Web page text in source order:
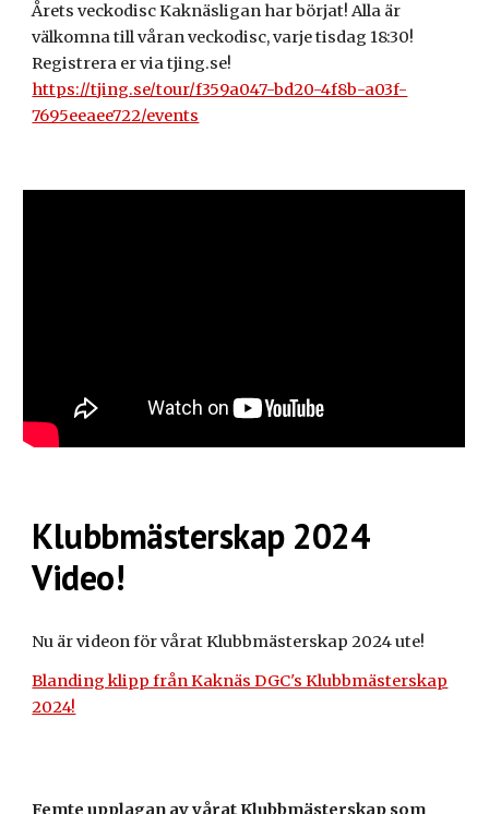
Årets veckodisc Kaknäsligan har börjat! Alla är
välkomna till våran veckodisc, varje tisdag 18:30!
Registrera er via tjing.se!
https://tjing.se/tour/f359a047-bd20-4f8b-a03f-
7695eeaee722/events
Klubbmästerskap 2024
Video!
Nu är videon för vårat Klubbmästerskap 2024 ute!
Blanding klipp från Kaknäs DGC's Klubbmästerskap
2024!
Femte upplagan av vårat Klubbmästerskap som